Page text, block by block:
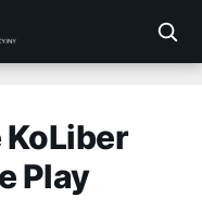
Play